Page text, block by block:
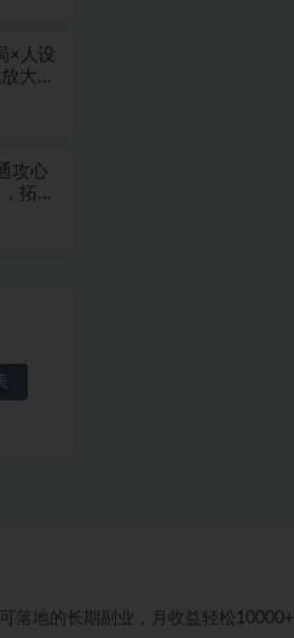
×人设
大×
攻心
拓客
落地的长期副业，月收益轻松10000+